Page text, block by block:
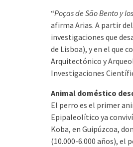
“Poças de São Bento y
afirma Arias. A partir
investigaciones que
de Lisboa), y en el que
Arquitectónico y
Investigaciones
Animal doméstico
El perro es el primer
Epipaleolítico ya
Koba, en Guipúzcoa,
(10.000-6.000 años), el